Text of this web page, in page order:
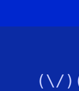
(\/